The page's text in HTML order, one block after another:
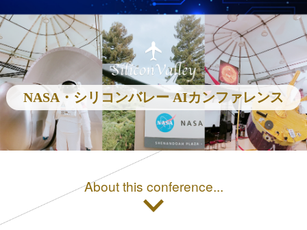
NASA・シリコンバレー AIカンファレンス
About this conference...